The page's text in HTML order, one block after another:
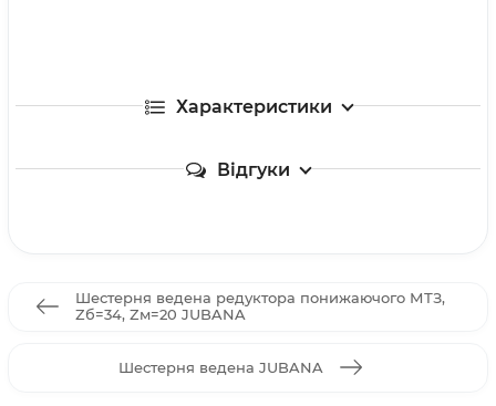
Характеристики
Відгуки
Шестерня ведена редуктора понижаючого МТЗ,
Zб=34, Zм=20 JUBANA
Шестерня ведена JUBANA